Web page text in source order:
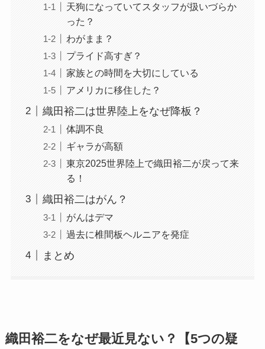
天狗になっていてスタッフが扱いづらか
った？
わがまま？
プライド高すぎ？
家族との時間を大切にしている
アメリカに移住した？
織田裕二は世界陸上をなぜ降板？
体調不良
ギャラが高額
東京2025世界陸上で織田裕二が戻って来
る！
織田裕二はがん？
がんはデマ
過去に椎間板ヘルニアを発症
まとめ
織田裕二をなぜ最近見ない？【5つの疑